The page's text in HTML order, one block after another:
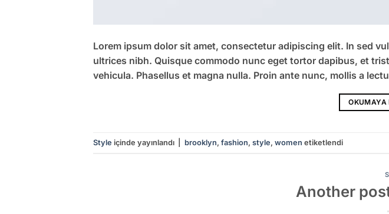
Lorem ipsum dolor sit amet, consectetur adipiscing elit. In sed
ultrices nibh. Quisque commodo nunc eget tortor dapibus, et
vehicula. Phasellus et magna nulla. Proin ante nunc, mollis a
OKUMAYA
Style içinde yayınlandı brooklyn, fashion, style, women etiketlendi
Another